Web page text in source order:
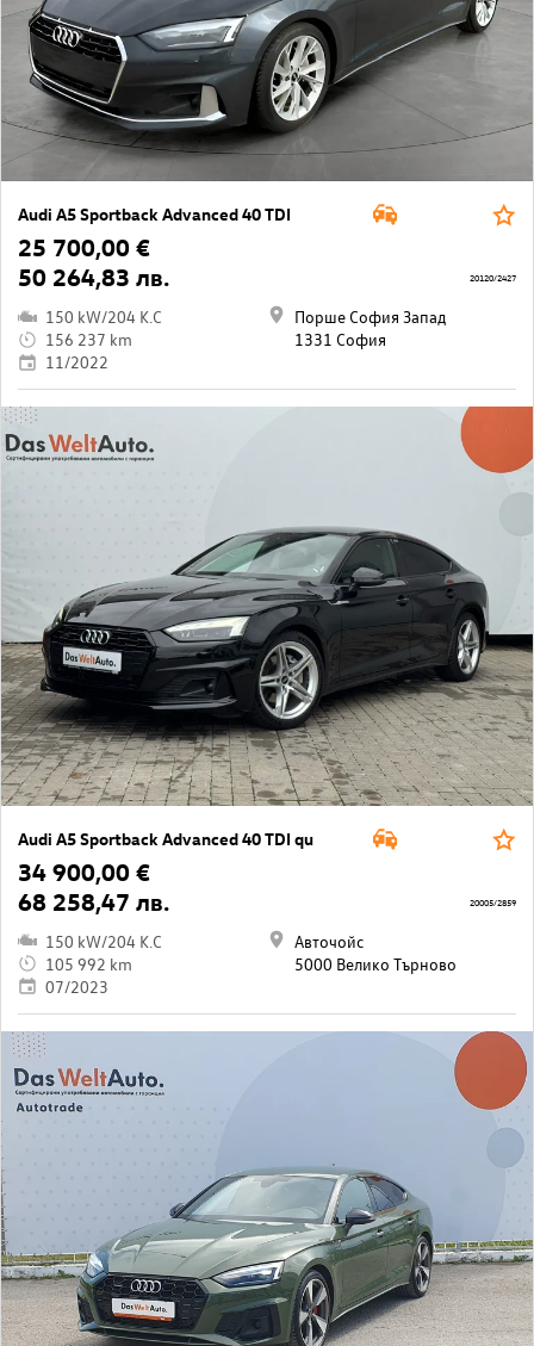
Audi A5 Sportback Advanced 40 TDI
25 700,00 €
50 264,83 лв.
150 kW/204 K.C
156 237 km
11/2022
Порше София Запад
1331 София
20120/2427
Audi A5 Sportback Advanced 40 TDI qu
34 900,00 €
68 258,47 лв.
150 kW/204 K.C
105 992 km
07/2023
Авточойс
5000 Велико Търново
20005/2859